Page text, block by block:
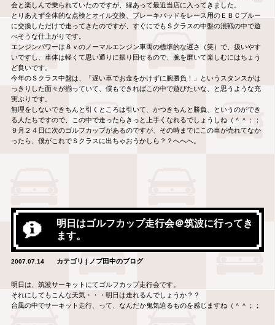
会と楽しんで乗られていたのですが、縁あって最近当店に入ってきました。
とりあえず全体的な点検とオイル交換、ブレーキパッドをレース用のＥＢＣブルー
に交換しただけで走ってきたのですが、すぐにでもＳクラスの中盤の混戦の中で遊
べそうな仕上がりです。
エンジンパワーは８ｖのノーマルエンジン車両の標準的な遅さ（笑）で、扱いやす
いですし、車体は軽くて思い通りに振り回せるので、腕を磨いて楽しむにはちょう
ど良いです。
今年のＳクラス中盤は、「遅い車でお金をかけずに腕勝負！」というスタンスがは
っきりした面々が揃っていて、僕もできればこの中で遊びたいな、と思うような充
実ぶりです。
無理をしないできちんと引くところは引いて、かつきちんと勝負、というのができ
る人たちですので、この中で走ったらきっと上手くなれるでしょうしね（＾＾；；
９月２４日に次のゴルフカップがあるのですが、その時までにこの車が売れてなか
ったら、僕がこれでＳクラスに出ちゃおうかしら？？へへへ。
明日はゴルフカップ走行会＠筑波に行ってき
ます。
2007.07.14 カテゴリ | ノブ田中のブログ
明日は、筑波サーキットにてゴルフカップ走行会です。
それにしてもこんな天気・・・明日は走れるんでしょうか？？
台風の中でサーキット走行、って、なんだか鬼気迫るものを感じますね（＾＾；；